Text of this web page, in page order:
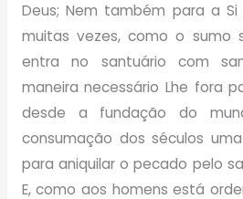
Deus; Nem também para a
muitas vezes, como o sumo
entra no santuário com
maneira necessário Lhe fora
desde a fundação do
consumação dos séculos uma
para aniquilar o pecado pelo
E, como aos homens está